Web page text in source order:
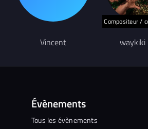
Vincent
Compositeur /
waykiki
Évènements
Tous les évènements